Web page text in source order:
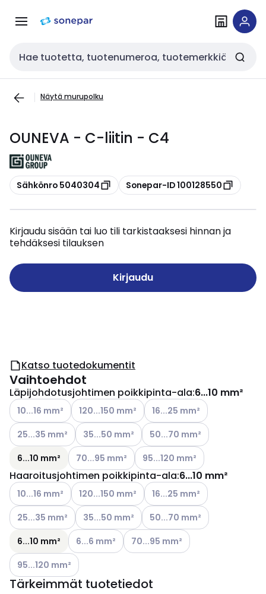
navigointiinsisältöön
Haku
Näytä murupolku
OUNEVA - C-liitin - C4
Kopioi
Sähkönro 5040304 Kopioi
Sonepar-ID 100128550
Kirjaudu sisään tai luo tili tarkistaaksesi hinnan ja
tehdäksesi tilauksen
Kirjaudu
Katso tuotedokumentit
Vaihtoehdot
Läpijohdotusjohtimen poikkipinta-ala:6...10 mm²
Katso käytettävissä olevat vaihtoehdot
10...16 mm² Katso käytettävissä olevat vaihtoehdot
120...150 mm² Katso käytettävissä olevat
16...25 mm²
Katso käytettävissä olevat vaihtoehdot
25...35 mm² Katso käytettävissä olevat vaihtoehdot
35...50 mm² Katso käytettävissä olevat
50...70 mm²
6...10 mm²
Katso käytettävissä olevat vaihtoehdot
70...95 mm² Katso käytettävissä olevat
95...120 mm²
Haaroitusjohtimen poikkipinta-ala:6...10 mm²
Katso käytettävissä olevat vaihtoehdot
10...16 mm² Katso käytettävissä olevat vaihtoehdot
120...150 mm² Katso käytettävissä olevat
16...25 mm²
Katso käytettävissä olevat vaihtoehdot
25...35 mm² Katso käytettävissä olevat vaihtoehdot
35...50 mm² Katso käytettävissä olevat
50...70 mm²
6...10 mm²
Katso käytettävissä olevat vaihtoehdot
6...6 mm² Katso käytettävissä olevat
70...95 mm²
Katso käytettävissä olevat vaihtoehdot
95...120 mm²
Tärkeimmät tuotetiedot